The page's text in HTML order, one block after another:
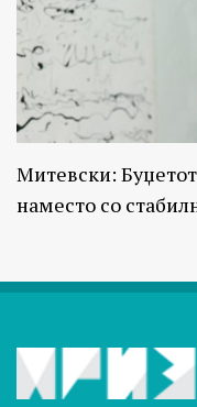
Митевски:
наместо со